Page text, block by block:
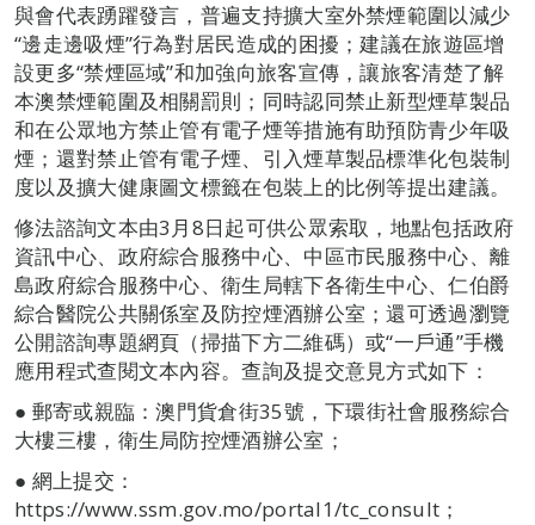
與會代表踴躍發言，普遍支持擴大室外禁煙範圍以減少
“邊走邊吸煙”行為對居民造成的困擾；建議在旅遊區增
設更多“禁煙區域”和加強向旅客宣傳，讓旅客清楚了解
本澳禁煙範圍及相關罰則；同時認同禁止新型煙草製品
和在公眾地方禁止管有電子煙等措施有助預防青少年吸
煙；還對禁止管有電子煙、引入煙草製品標準化包裝制
度以及擴大健康圖文標籤在包裝上的比例等提出建議。
修法諮詢文本由3月8日起可供公眾索取，地點包括政府
資訊中心、政府綜合服務中心、中區市民服務中心、離
島政府綜合服務中心、衛生局轄下各衛生中心、仁伯爵
綜合醫院公共關係室及防控煙酒辦公室；還可透過瀏覽
公開諮詢專題網頁（掃描下方二維碼）或“一戶通”手機
應用程式查閱文本內容。查詢及提交意見方式如下：
● 郵寄或親臨：澳門貨倉街35號，下環街社會服務綜合
大樓三樓，衛生局防控煙酒辦公室；
● 網上提交：
https://www.ssm.gov.mo/portal1/tc_consult；